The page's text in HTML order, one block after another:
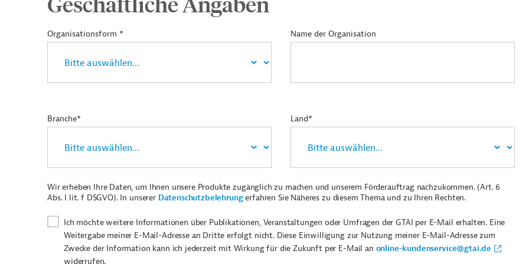
Organisationsform * Name der Organisation
Branche* Land*
Wir erheben Ihre Daten, um Ihnen unsere Produkte zugänglich zu machen und unserem Förderauftrag nachzukommen. (Art. 6
Abs. I lit. f DSGVO). In unserer Datenschutzbelehrungerfahren Sie Näheres zu diesem Thema und zu Ihren Rechten.
Ich möchte weitere Informationen über Publikationen, Veranstaltungen oder Umfragen der GTAI per E-Mail erhalten. Eine
Weitergabe meiner E-Mail-Adresse an Dritte erfolgt nicht. Diese Einwilligung zur Nutzung meiner E-Mail-Adresse zum
Zwecke der Information kann ich jederzeit mit Wirkung für die Zukunft per E-Mail an online-kundenservice@gtai.de
widerrufen.